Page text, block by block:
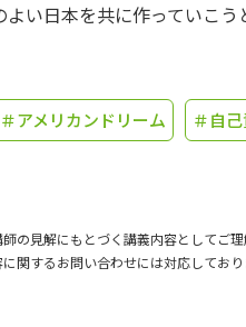
よい日本を共に作っていこう
＃アメリカンドリーム ＃自
の見解にもとづく講義内容としてご理
関するお問い合わせには対応しており